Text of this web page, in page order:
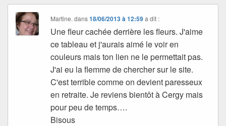
Martine. dans18/06/2013 à 12:59 a dit :
Une fleur cachée derrière les fleurs. J'aime
ce tableau et j'aurais aimé le voir en
couleurs mais ton lien ne le permettait pas.
J'ai eu la flemme de chercher sur le site.
C'est terrible comme on devient paresseux
en retraite. Je reviens bientôt à Cergy mais
pour peu de temps….
Bisous